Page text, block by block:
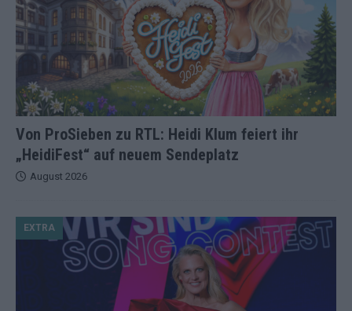
Von ProSieben zu RTL: Heidi Klum feiert ihr
„HeidiFest“ auf neuem Sendeplatz
August 2026
EXTRA